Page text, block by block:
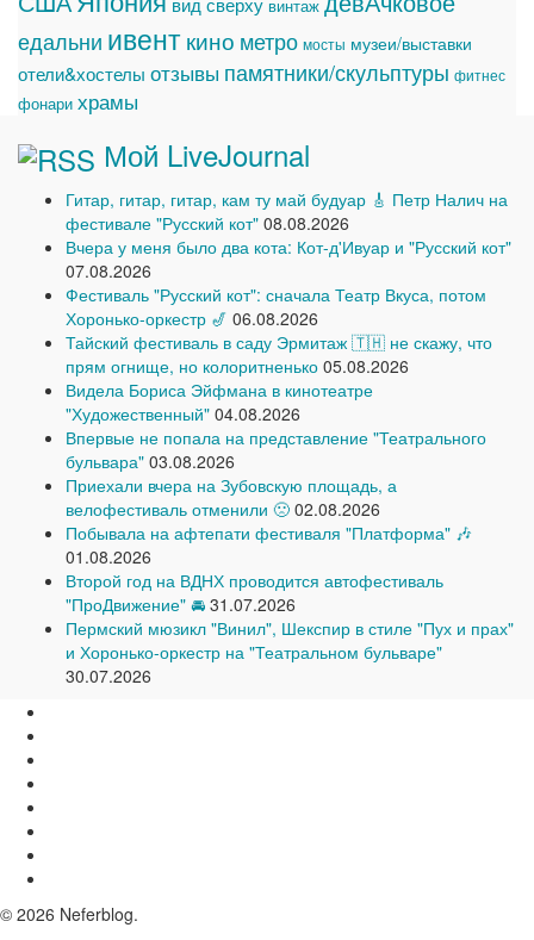
винтаж
едальни ивенткино метро мосты музеи/выставки
отели&хостелы отзывы памятники/скульптуры фитнес
фонари храмы
Мой LiveJournal
Гитар, гитар, гитар, кам ту май будуар 🎸 Петр Налич на
фестивале "Русский кот" 08.08.2026
Вчера у меня было два кота: Кот-д'Ивуар и "Русский кот"
07.08.2026
Фестиваль "Русский кот": сначала Театр Вкуса, потом
Хоронько-оркестр 🎷 06.08.2026
Тайский фестиваль в саду Эрмитаж 🇹🇭 не скажу, что
прям огнище, но колоритненько 05.08.2026
Видела Бориса Эйфмана в кинотеатре
"Художественный" 04.08.2026
Впервые не попала на представление "Театрального
бульвара" 03.08.2026
Приехали вчера на Зубовскую площадь, а
велофестиваль отменили 🙁 02.08.2026
Побывала на афтепати фестиваля "Платформа" 🎶
01.08.2026
Второй год на ВДНХ проводится автофестиваль
"ПроДвижение" 🚘 31.07.2026
Пермский мюзикл "Винил", Шекспир в стиле "Пух и прах"
и Хоронько-оркестр на "Театральном бульваре"
30.07.2026
© 2026 Neferblog.